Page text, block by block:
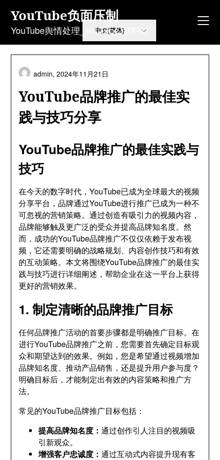
content
YouTube负面压制
YouTube舆情处理_YouTube品牌推广
YouTube品牌推广的最佳实
践与技巧分享
admin,2024年11月21日
YouTube品牌推广的最佳实践与
技巧
在今天的数字时代，YouTube已成为全球最大的视频
分享平台，品牌通过YouTube进行推广已成为一种不
可忽视的营销策略。通过创造有吸引力的视频内容，
品牌能够触及更广泛的受众并提高品牌知名度。然
而，成功的YouTube品牌推广不仅仅依赖于发布视
频，它还需要明确的战略规划、内容创作技巧和有效
的互动策略。本文将围绕YouTube品牌推广的最佳实
践与技巧进行详细阐述，帮助企业在这一平台上获得
更好的营销效果。
1. 制定清晰的品牌推广目标
任何品牌推广活动的首要步骤都是明确推广目标。在
进行YouTube品牌推广之前，您需要首先确定目标观
众和期望达到的效果。例如，您是希望通过视频增加
品牌知名度、推动产品销售，还是提升用户参与度？
明确目标后，才能制定出有效的内容策略和推广方
法。
常见的YouTube品牌推广目标包括：
提高品牌知名度：通过创作引人注目的视频吸
引新观众。
增强客户忠诚度：通过互动式内容提升现有客